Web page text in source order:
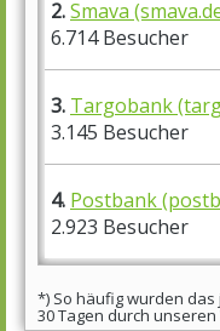
2.Smava
6.714 Besucher
3. Targobank
3.145 Besucher
4. Postbank
2.923 Besucher
*) So häufig wurden
30 Tagen durch